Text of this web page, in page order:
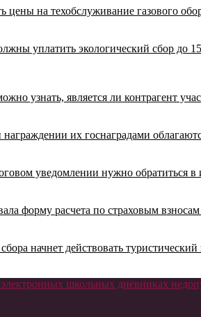
цены на техобслуживание газового
уплатить экологический сбор до
узнать, является ли контрагент
их госнаградами
уведомлении нужно
форму расчета по страховым
начнет действовать
электронных школьных дневниках